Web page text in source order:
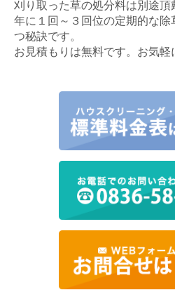
刈り取った草の処分料は別途頂
年に１回～３回位の定期的な
つ秘訣です。
お見積もりは無料です。お気軽